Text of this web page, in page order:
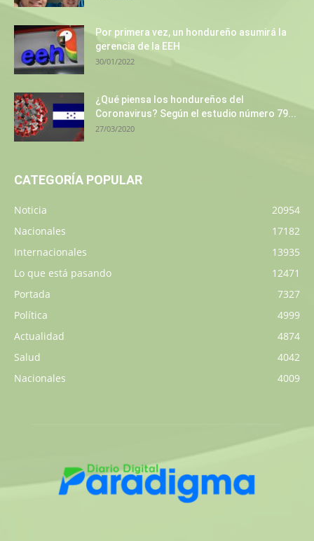
Por primera vez, un hondureño asumirá la
gerencia de la EEH
30/01/2022
¿Qué piensa los hondureños del
Coronavirus? Según el estudio número 79...
27/03/2020
CATEGORÍA POPULAR
Noticia
20954
Nacionales
17182
Internacionales
13935
Lo que está pasando
12471
Portada
7327
Política
4999
Actualidad
4874
Salud
4042
Nacionales
4009